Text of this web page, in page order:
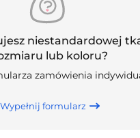
niestandardowej
lub koloru?
zamówienia
Wypełnij formularz